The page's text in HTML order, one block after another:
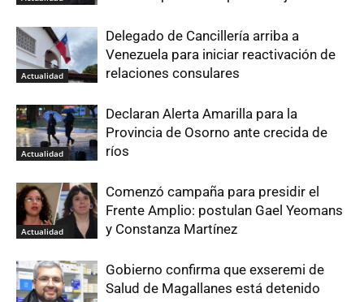
Actualidad
Delegado de Cancillería arriba a
Venezuela para iniciar reactivación de
relaciones consulares
Actualidad
Declaran Alerta Amarilla para la
Provincia de Osorno ante crecida de
ríos
Actualidad
Comenzó campaña para presidir el
Frente Amplio: postulan Gael Yeomans
y Constanza Martínez
Gobierno confirma que exseremi de
Salud de Magallanes está detenido